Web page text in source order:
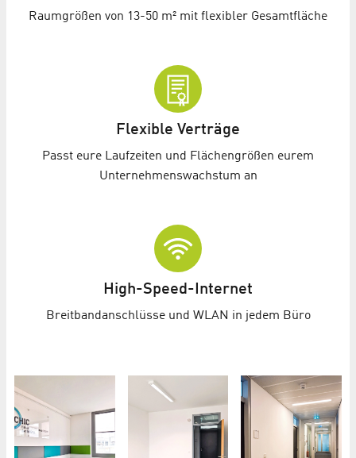
Raumgrößen von 13-50 m² mit flexibler Gesamtfläche
Flexible Verträge
Passt eure Laufzeiten und Flächengrößen eurem
Unternehmenswachstum an
High-Speed-Internet
Breitbandanschlüsse und WLAN in jedem Büro